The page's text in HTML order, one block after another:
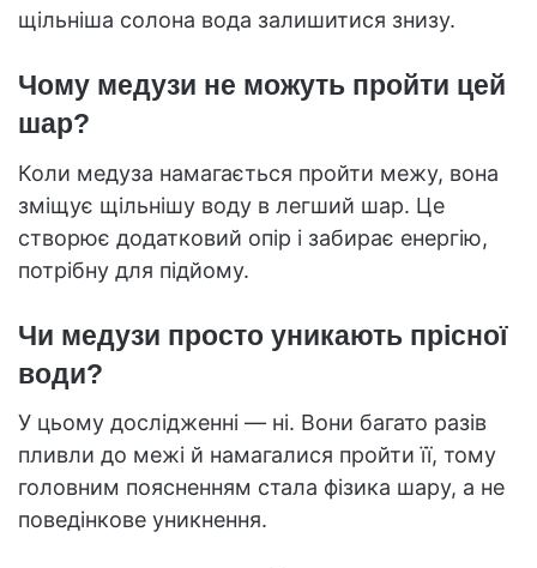
щільніша солона вода залишитися знизу.
Чому медузи не можуть пройти цей
шар?
Коли медуза намагається пройти межу, вона
зміщує щільнішу воду в легший шар. Це
створює додатковий опір і забирає енергію,
потрібну для підйому.
Чи медузи просто уникають прісної
води?
У цьому дослідженні — ні. Вони багато разів
пливли до межі й намагалися пройти її, тому
головним поясненням стала фізика шару, а не
поведінкове уникнення.